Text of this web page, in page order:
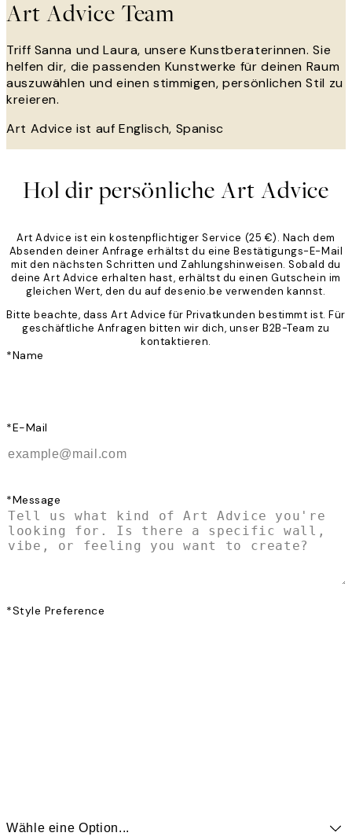
Art Advice Team
Triff Sanna und Laura, unsere Kunstberaterinnen. Sie
helfen dir, die passenden Kunstwerke für deinen Raum
auszuwählen und einen stimmigen, persönlichen Stil zu
kreieren.
Art Advice ist auf Englisch, Spanisc
Hol dir persönliche Art Advice
Art Advice ist ein kostenpflichtiger Service (25 €). Nach dem
Absenden deiner Anfrage erhältst du eine Bestätigungs-E-Mail
mit den nächsten Schritten und Zahlungshinweisen. Sobald du
deine Art Advice erhalten hast, erhältst du einen Gutschein im
gleichen Wert, den du auf desenio.be verwenden kannst.
Bitte beachte, dass Art Advice für Privatkunden bestimmt ist. Für
geschäftliche Anfragen bitten wir dich, unser B2B-Team zu
kontaktieren.
*Name
*E-Mail
*Message
*Style Preference
Wähle eine Option...